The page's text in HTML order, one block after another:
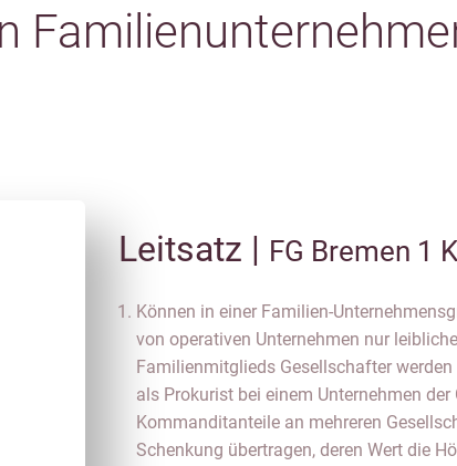
Leitsatz | FG Bremen 1
Können in einer Familien-
von operativen Unternehmen nur
Familienmitglieds Gesellschafter
als Prokurist bei einem Unternehmen
Kommanditanteile an mehreren
Schenkung übertragen, deren Wert die